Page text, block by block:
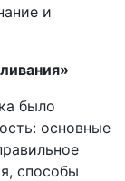
и
было
основные
способы